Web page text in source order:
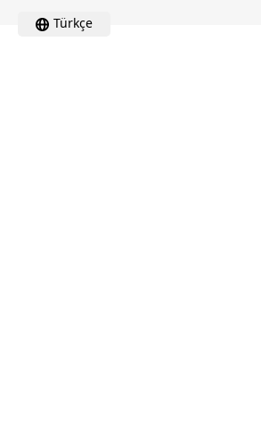
Türkçe